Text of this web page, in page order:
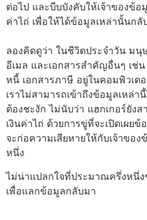
ต่อไป และบีบบังคับให้เจ้าของข้อ
ค่าไถ่ เพื่อให้ได้ข้อมูลเหล่านั้นกลั
ลองคิดดูว่า ในชีวิตประจำวัน มนุ
อีเมล และเอกสารสำคัญอื่นๆ เช่
หนี้ เอกสารภาษี อยู่ในคอมพิวเต
เราไม่สามารถเข้าถึงข้อมูลเหล่
ต้องชะงัก ไม่นับว่า แฮกเกอร์ยัง
เงินค่าไถ่ ด้วยการขู่ที่จะเปิดเผย
จะก่อความเสียหายให้กับเจ้าขอ
หนึ่ง
ไม่น่าแปลกใจที่ประมาณครึ่งหนึ่ง
เพื่อแลกข้อมูลกลับมา